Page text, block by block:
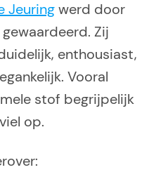
Jeuringwerd door
Zij
enthousiast,
Vooral
stof begrijpelijk
op.